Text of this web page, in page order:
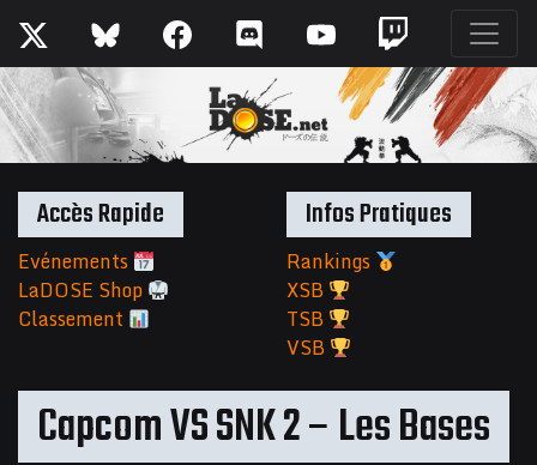
Capcom VS SNK 2 – Les Bases
Accès Rapide
Evénements
LaDOSE Shop
Classement
Infos Pratiques
Rankings
XSB
TSB
VSB